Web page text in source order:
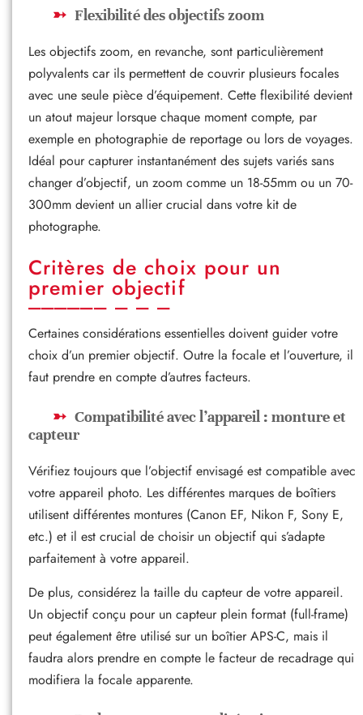
Flexibilité des objectifs zoom
Les objectifs zoom, en revanche, sont particulièrement
polyvalents car ils permettent de couvrir plusieurs focales
avec une seule pièce d’équipement. Cette flexibilité devient
un atout majeur lorsque chaque moment compte, par
exemple en photographie de reportage ou lors de voyages.
Idéal pour capturer instantanément des sujets variés sans
changer d’objectif, un zoom comme un 18-55mm ou un 70-
300mm devient un allier crucial dans votre kit de
photographe.
Critères de choix pour un
premier objectif
Certaines considérations essentielles doivent guider votre
choix d’un premier objectif. Outre la focale et l’ouverture, il
faut prendre en compte d’autres facteurs.
Compatibilité avec l’appareil : monture et
capteur
Vérifiez toujours que l’objectif envisagé est compatible avec
votre appareil photo. Les différentes marques de boîtiers
utilisent différentes montures (Canon EF, Nikon F, Sony E,
etc.) et il est crucial de choisir un objectif qui s’adapte
parfaitement à votre appareil.
De plus, considérez la taille du capteur de votre appareil.
Un objectif conçu pour un capteur plein format (full-frame)
peut également être utilisé sur un boîtier APS-C, mais il
faudra alors prendre en compte le facteur de recadrage qui
modifiera la focale apparente.